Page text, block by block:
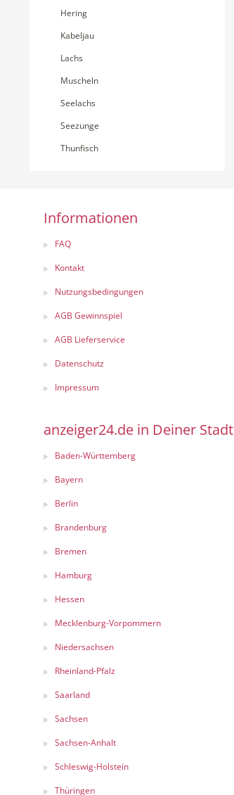
Hering
Kabeljau
Lachs
Muscheln
Seelachs
Seezunge
Thunfisch
Informationen
FAQ
Kontakt
Nutzungsbedingungen
AGB Gewinnspiel
AGB Lieferservice
Datenschutz
Impressum
anzeiger24.de in Deiner Stadt
Baden-Württemberg
Bayern
Berlin
Brandenburg
Bremen
Hamburg
Hessen
Mecklenburg-Vorpommern
Niedersachsen
Rheinland-Pfalz
Saarland
Sachsen
Sachsen-Anhalt
Schleswig-Holstein
Thüringen